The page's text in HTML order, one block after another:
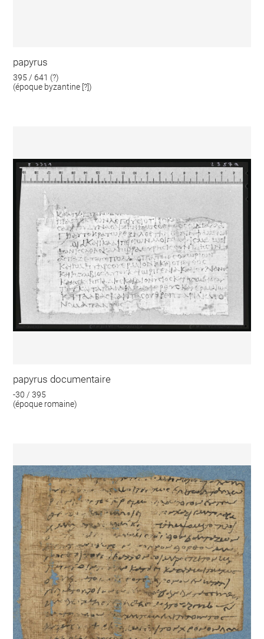
papyrus
395 / 641 (?)
(époque byzantine [?])
papyrus documentaire
-30 / 395
(époque romaine)